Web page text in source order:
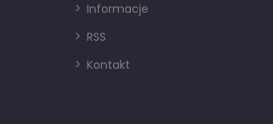
Informacje
RSS
Kontakt